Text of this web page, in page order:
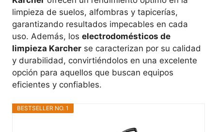
limpieza de suelos, alfombras y tapicerías,
garantizando resultados impecables en cada
uso. Además, los electrodomésticos de
limpieza Karcher se caracterizan por su calidad
y durabilidad, convirtiéndolos en una excelente
opción para aquellos que buscan equipos
eficientes y confiables.
BESTSELLER NO. 1